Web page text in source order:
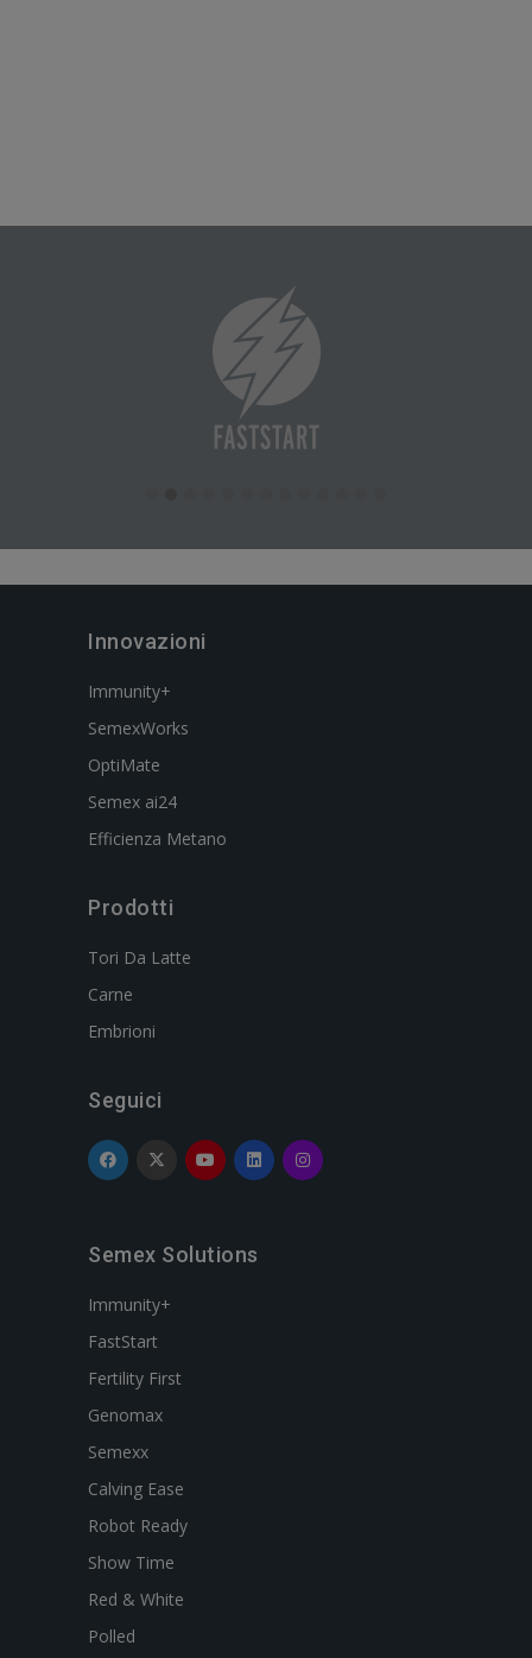
Innovazioni
Immunity+
SemexWorks
OptiMate
Semex ai24
Efficienza Metano
Prodotti
Tori Da Latte
Carne
Embrioni
Seguici
Semex Solutions
Immunity+
FastStart
Fertility First
Genomax
Semexx
Calving Ease
Robot Ready
Show Time
Red & White
Polled